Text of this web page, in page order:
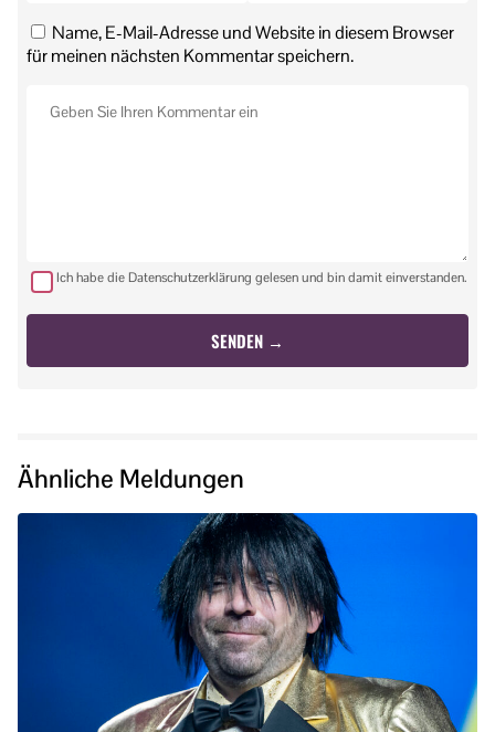
Name, E-Mail-Adresse und Website in diesem Browser
für meinen nächsten Kommentar speichern.
Ich habe die Datenschutzerklärung gelesen und bin damit einverstanden.
Ähnliche Meldungen